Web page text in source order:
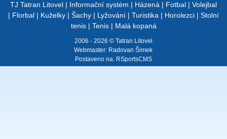
TJ Tatran Litovel | Informační systém | Házená | Fotbal | Volejbal
| Florbal | Kuželky | Šachy | Lyžování | Turistika | Horolezci | Stolní
tenis| Tenis| Malá kopaná
2006 - 2026 © Tatran Litovel
Webmaster: Radovan Šimek
Postaveno na: RSportsCMS